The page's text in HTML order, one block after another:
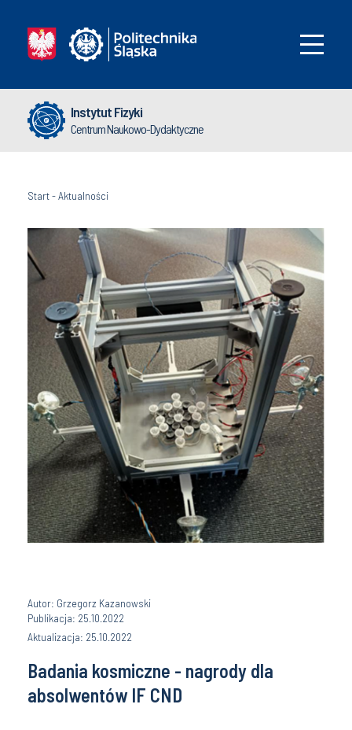
Instytut Fizyki
Centrum Naukowo-Dydaktyczne
Start-Aktualności
Autor: Grzegorz Kazanowski
Publikacja: 25.10.2022
Aktualizacja: 25.10.2022
Badania kosmiczne - nagrody dla
absolwentów IF CND